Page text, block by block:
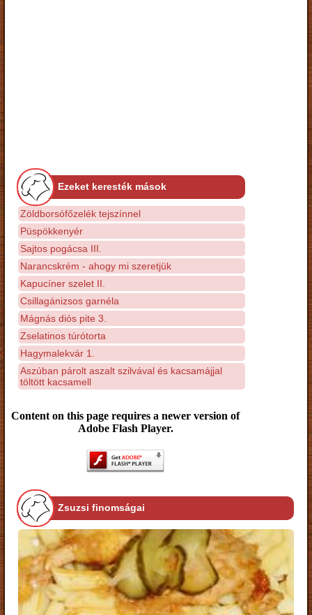
Ezeket keresték mások
Zöldborsófőzelék tejszínnel
Püspökkenyér
Sajtos pogácsa III.
Narancskrém - ahogy mi szeretjük
Kapucíner szelet II.
Csillagánizsos garnéla
Mágnás diós pite 3.
Zselatinos túrótorta
Hagymalekvár 1.
Aszúban párolt aszalt szilvával és kacsamájjal
töltött kacsamell
Content on this page requires a newer version of
Adobe Flash Player.
Zsuzsi finomságai